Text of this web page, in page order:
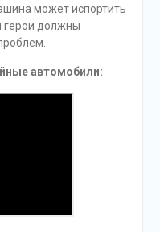
может испортить
герои должны
автомобили: